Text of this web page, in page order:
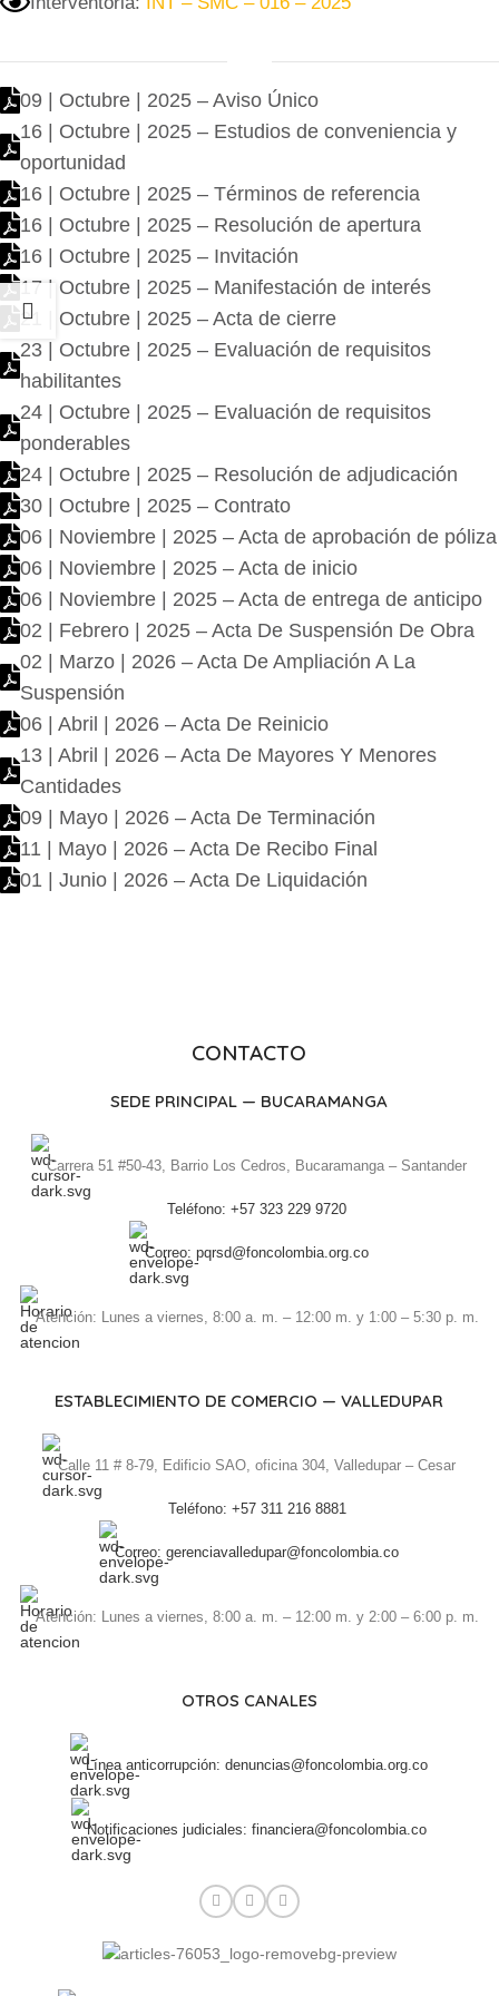
09 | Octubre | 2025 – Aviso Único
16 | Octubre | 2025 – Estudios de conveniencia y
oportunidad
16 | Octubre | 2025 – Términos de referencia
16 | Octubre | 2025 – Resolución de apertura
16 | Octubre | 2025 – Invitación
17 | Octubre | 2025 – Manifestación de interés
21 | Octubre | 2025 – Acta de cierre
23 | Octubre | 2025 – Evaluación de requisitos
habilitantes
24 | Octubre | 2025 – Evaluación de requisitos
ponderables
24 | Octubre | 2025 – Resolución de adjudicación
30 | Octubre | 2025 – Contrato
06 | Noviembre | 2025 – Acta de aprobación de póliza
06 | Noviembre | 2025 – Acta de inicio
06 | Noviembre | 2025 – Acta de entrega de anticipo
02 | Febrero | 2025 – Acta De Suspensión De Obra
02 | Marzo | 2026 – Acta De Ampliación A La
Suspensión
06 | Abril | 2026 – Acta De Reinicio
13 | Abril | 2026 – Acta De Mayores Y Menores
Cantidades
09 | Mayo | 2026 – Acta De Terminación
11 | Mayo | 2026 – Acta De Recibo Final
01 | Junio | 2026 – Acta De Liquidación
CONTACTO
SEDE PRINCIPAL — BUCARAMANGA
Carrera 51 #50-43, Barrio Los Cedros, Bucaramanga – Santander
Teléfono: +57 323 229 9720
Correo: pqrsd@foncolombia.org.co
Atención: Lunes a viernes, 8:00 a. m. – 12:00 m. y 1:00 – 5:30 p. m.
ESTABLECIMIENTO DE COMERCIO — VALLEDUPAR
Calle 11 # 8-79, Edificio SAO, oficina 304, Valledupar – Cesar
Teléfono: +57 311 216 8881
Correo: gerenciavalledupar@foncolombia.co
Atención: Lunes a viernes, 8:00 a. m. – 12:00 m. y 2:00 – 6:00 p. m.
OTROS CANALES
Línea anticorrupción: denuncias@foncolombia.org.co
Notificaciones judiciales: financiera@foncolombia.co